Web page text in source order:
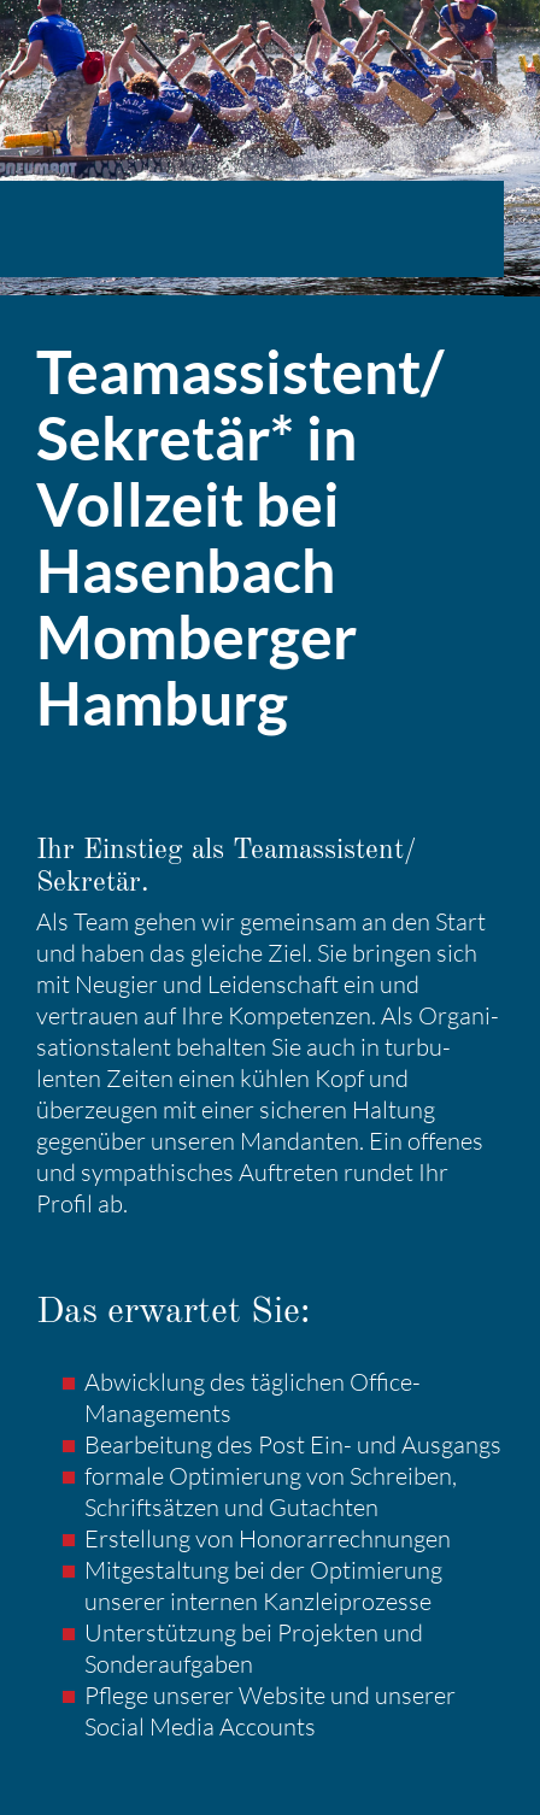
Teamassistent/​
Sekretär* in
Vollzeit bei
Hasen­bach
Momberger
Hamburg
Ihr Einstieg als Teamassistent/​
Sekretär.
Als Team gehen wir gemeinsam an den Start
und haben das gleiche Ziel. Sie bringen sich
mit Neugier und Leiden­schaft ein und
vertrauen auf Ihre Kompe­tenzen. Als Organi­
sa­ti­ons­ta­lent behalten Sie auch in turbu­
lenten Zeiten einen kühlen Kopf und
überzeugen mit einer sicheren Haltung
gegen­über unseren Mandanten. Ein offenes
und sympa­thi­sches Auftreten rundet Ihr
Profil ab.
Das erwartet Sie:
Abwick­lung des tägli­chen Office-
Manage­ments
Bearbei­tung des Post Ein- und Ausgangs
formale Optimie­rung von Schreiben,
Schrift­sätzen und Gutachten
Erstel­lung von Honorar­rech­nungen
Mitge­stal­tung bei der Optimie­rung
unserer internen Kanzlei­pro­zesse
Unter­stüt­zung bei Projekten und
Sonder­auf­gaben
Pflege unserer Website und unserer
Social Media Accounts